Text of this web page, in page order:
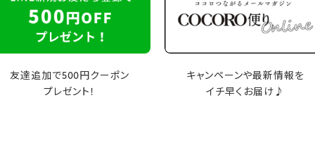
友達追加で500円クーポン
プレゼント！
キャンペーンや最新情報を
イチ早くお届け♪